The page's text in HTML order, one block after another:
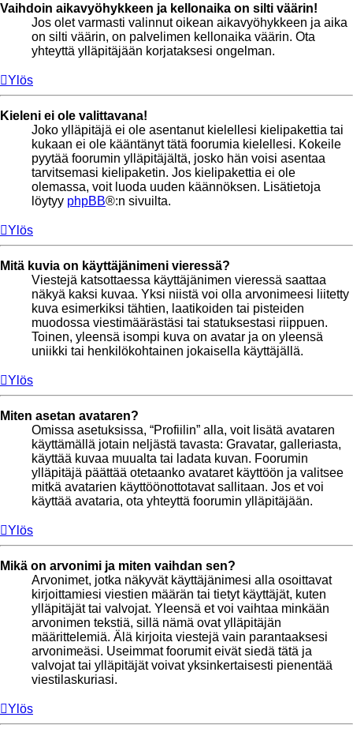
Vaihdoin aikavyöhykkeen ja kellonaika on silti väärin!
Jos olet varmasti valinnut oikean aikavyöhykkeen ja aika
on silti väärin, on palvelimen kellonaika väärin. Ota
yhteyttä ylläpitäjään korjataksesi ongelman.
Ylös
Kieleni ei ole valittavana!
Joko ylläpitäjä ei ole asentanut kielellesi kielipakettia tai
kukaan ei ole kääntänyt tätä foorumia kielellesi. Kokeile
pyytää foorumin ylläpitäjältä, josko hän voisi asentaa
tarvitsemasi kielipaketin. Jos kielipakettia ei ole
olemassa, voit luoda uuden käännöksen. Lisätietoja
löytyy phpBB®:n sivuilta.
Ylös
Mitä kuvia on käyttäjänimeni vieressä?
Viestejä katsottaessa käyttäjänimen vieressä saattaa
näkyä kaksi kuvaa. Yksi niistä voi olla arvonimeesi liitetty
kuva esimerkiksi tähtien, laatikoiden tai pisteiden
muodossa viestimäärästäsi tai statuksestasi riippuen.
Toinen, yleensä isompi kuva on avatar ja on yleensä
uniikki tai henkilökohtainen jokaisella käyttäjällä.
Ylös
Miten asetan avataren?
Omissa asetuksissa, “Profiilin” alla, voit lisätä avataren
käyttämällä jotain neljästä tavasta: Gravatar, galleriasta,
käyttää kuvaa muualta tai ladata kuvan. Foorumin
ylläpitäjä päättää otetaanko avataret käyttöön ja valitsee
mitkä avatarien käyttöönottotavat sallitaan. Jos et voi
käyttää avataria, ota yhteyttä foorumin ylläpitäjään.
Ylös
Mikä on arvonimi ja miten vaihdan sen?
Arvonimet, jotka näkyvät käyttäjänimesi alla osoittavat
kirjoittamiesi viestien määrän tai tietyt käyttäjät, kuten
ylläpitäjät tai valvojat. Yleensä et voi vaihtaa minkään
arvonimen tekstiä, sillä nämä ovat ylläpitäjän
määrittelemiä. Älä kirjoita viestejä vain parantaaksesi
arvonimeäsi. Useimmat foorumit eivät siedä tätä ja
valvojat tai ylläpitäjät voivat yksinkertaisesti pienentää
viestilaskuriasi.
Ylös